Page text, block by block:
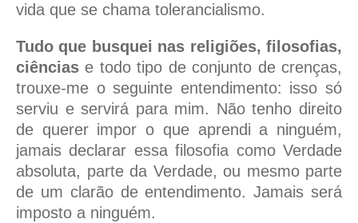
vida que se chama tolerancialismo.
Tudo que busquei nas religiões, filosofias,
ciências e todo tipo de conjunto de crenças,
trouxe-me o seguinte entendimento: isso só
serviu e servirá para mim. Não tenho direito
de querer impor o que aprendi a ninguém,
jamais declarar essa filosofia como Verdade
absoluta, parte da Verdade, ou mesmo parte
de um clarão de entendimento. Jamais será
imposto a ninguém.